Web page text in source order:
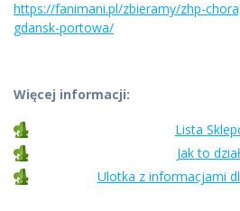
https://fanimani.pl/zbieramy/zhp-
gdansk-portowa/
Więcej informacji:
Lista
Jak to
Ulotka z informacjami